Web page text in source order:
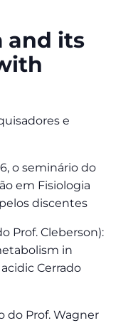
and its
e
o seminário do
em Fisiologia
discentes
Prof. Cleberson):
in
Cerrado
do Prof. Wagner